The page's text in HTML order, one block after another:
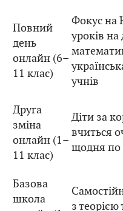
Повний
день
онлайн (6–
11 клас)
Фокус на
уроків на
учнів
Друга
зміна
онлайн (1–
11 клас)
Діти за
вчиться
щодня по
Базова
школа
з